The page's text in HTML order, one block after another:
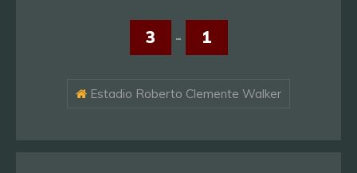
3 - 1
Estadio Roberto Clemente Walker